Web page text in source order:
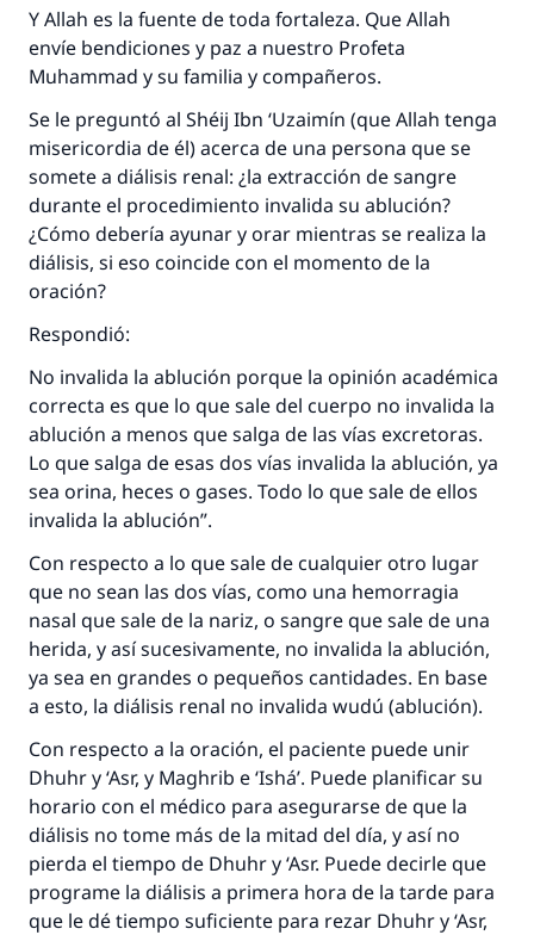
Y Allah es la fuente de toda fortaleza. Que Allah
envíe bendiciones y paz a nuestro Profeta
Muhammad y su familia y compañeros.
Se le preguntó al Shéij Ibn ‘Uzaimín (que Allah tenga
misericordia de él) acerca de una persona que se
somete a diálisis renal: ¿la extracción de sangre
durante el procedimiento invalida su ablución?
¿Cómo debería ayunar y orar mientras se realiza la
diálisis, si eso coincide con el momento de la
oración?
Respondió:
No invalida la ablución porque la opinión académica
correcta es que lo que sale del cuerpo no invalida la
ablución a menos que salga de las vías excretoras.
Lo que salga de esas dos vías invalida la ablución, ya
sea orina, heces o gases. Todo lo que sale de ellos
invalida la ablución”.
Con respecto a lo que sale de cualquier otro lugar
que no sean las dos vías, como una hemorragia
nasal que sale de la nariz, o sangre que sale de una
herida, y así sucesivamente, no invalida la ablución,
ya sea en grandes o pequeños cantidades. En base
a esto, la diálisis renal no invalida wudú (ablución).
Con respecto a la oración, el paciente puede unir
Dhuhr y ‘Asr, y Maghrib e ‘Ishá’. Puede planificar su
horario con el médico para asegurarse de que la
diálisis no tome más de la mitad del día, y así no
pierda el tiempo de Dhuhr y ‘Asr. Puede decirle que
programe la diálisis a primera hora de la tarde para
que le dé tiempo suficiente para rezar Dhuhr y ‘Asr,
La respuesta no. 110845 salvó un
matrimonio.
Desde la Q hasta la A, su contribución ayuda a
IslamQA.
Profeta ﷺ dijo:
"Una persona que orienta a otros a hacer el
bien obtendrá la misma recompensa que
aquellos que lo realicen."
(MUSLIM, 1893)